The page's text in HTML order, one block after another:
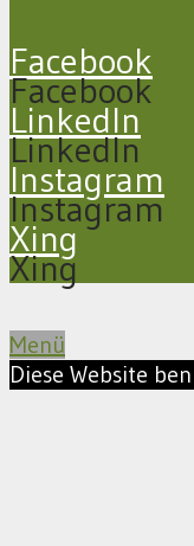
Facebook
Facebook
LinkedIn
LinkedIn
Instagram
Instagram
Xing
Xing
Menü
Diese Website